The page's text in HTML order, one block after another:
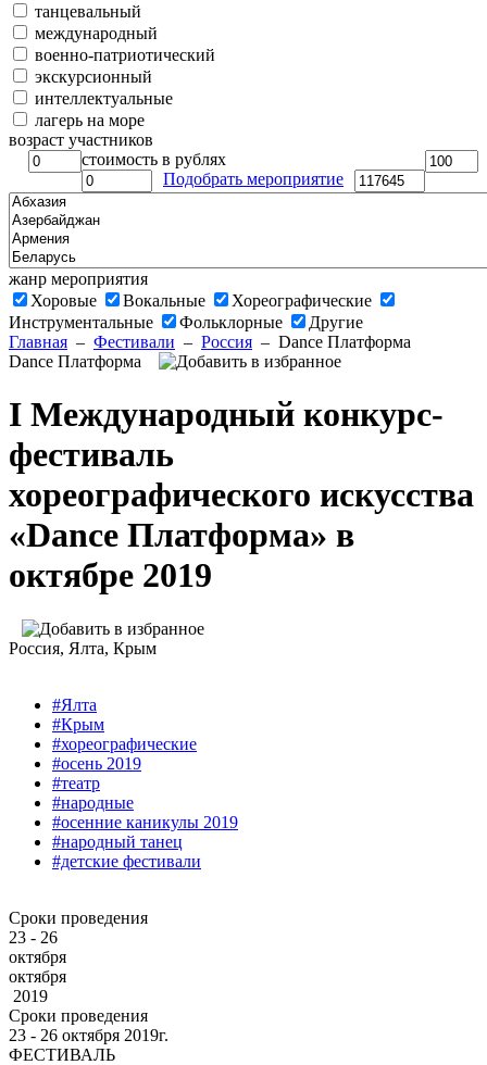
танцевальный
международный
военно-патриотический
экскурсионный
интеллектуальные
лагерь на море
возраст участников
стоимость в рублях
Подобрать мероприятие
жанр мероприятия
Хоровые
Вокальные
Хореографические
Инструментальные
Фольклорные
Другие
Главная – Фестивали – Россия – Dance Платформа
Dance Платформа
I Международный конкурс-
фестиваль
хореографического искусства
«Dance Платформа» в
октябре 2019
Россия, Ялта, Крым
#Ялта
#Крым
#хореографические
#осень 2019
#театр
#народные
#осенние каникулы 2019
#народный танец
#детские фестивали
Сроки проведения
23 - 26
октября
октября
2019
Сроки проведения
23 ‐ 26 октября 2019г.
ФЕСТИВАЛЬ